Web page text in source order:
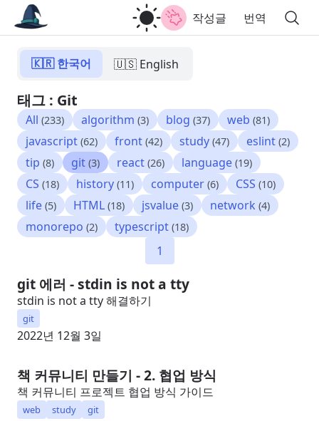
작성글 번역
🇰🇷 한국어 🇺🇸 English
태그 : Git
All (233) algorithm (3) blog (37) web (81)
javascript (62) front (42) study (47) eslint (2)
tip (8) git (3) react (26) language (19)
CS (18) history (11) computer (6) CSS (10)
life (5) HTML (18) jsvalue (3) network (4)
monorepo (2) typescript (18)
1
git 에러 - stdin is not a tty
stdin is not a tty 해결하기
git
2022년 12월 3일
책 커뮤니티 만들기 - 2. 협업 방식
책 커뮤니티 프로젝트 협업 방식 가이드
web study git